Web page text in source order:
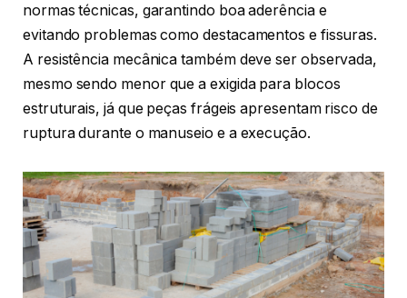
normas técnicas, garantindo boa aderência e
evitando problemas como destacamentos e fissuras.
A resistência mecânica também deve ser observada,
mesmo sendo menor que a exigida para blocos
estruturais, já que peças frágeis apresentam risco de
ruptura durante o manuseio e a execução.